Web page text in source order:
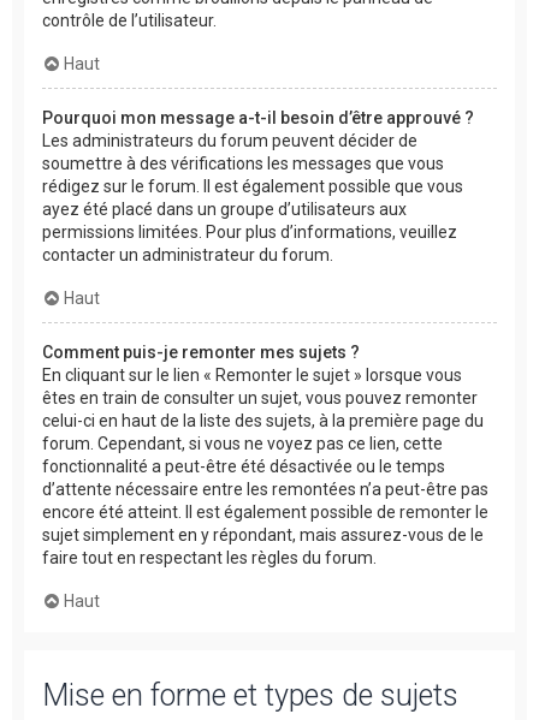
contrôle de l’utilisateur.
Haut
Pourquoi mon message a-t-il besoin d’être approuvé ?
Les administrateurs du forum peuvent décider de
soumettre à des vérifications les messages que vous
rédigez sur le forum. Il est également possible que vous
ayez été placé dans un groupe d’utilisateurs aux
permissions limitées. Pour plus d’informations, veuillez
contacter un administrateur du forum.
Haut
Comment puis-je remonter mes sujets ?
En cliquant sur le lien « Remonter le sujet » lorsque vous
êtes en train de consulter un sujet, vous pouvez remonter
celui-ci en haut de la liste des sujets, à la première page du
forum. Cependant, si vous ne voyez pas ce lien, cette
fonctionnalité a peut-être été désactivée ou le temps
d’attente nécessaire entre les remontées n’a peut-être pas
encore été atteint. Il est également possible de remonter le
sujet simplement en y répondant, mais assurez-vous de le
faire tout en respectant les règles du forum.
Haut
Mise en forme et types de sujets